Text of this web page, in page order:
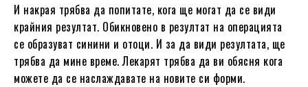
И накрая трябва да попитате, кога ще могат да се види
крайния резултат. Обикновено в резултат на операцията
се образуват синини и отоци. И за да види резултата, ще
трябва да мине време. Лекарят трябва да ви обясня кога
можете да се наслаждавате на новите си форми.